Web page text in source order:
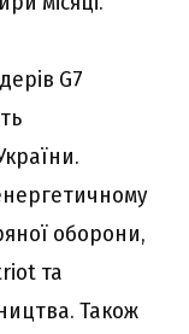
G7
оборони,
та
Також